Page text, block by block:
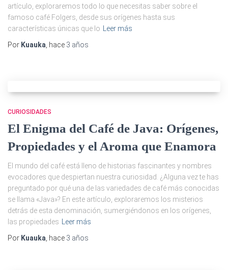
artículo, exploraremos todo lo que necesitas saber sobre el
famoso café Folgers, desde sus orígenes hasta sus
características únicas que lo Leer más
Por Kuauka, hace 3 años
CURIOSIDADES
El Enigma del Café de Java: Orígenes,
Propiedades y el Aroma que Enamora
El mundo del café está lleno de historias fascinantes y nombres
evocadores que despiertan nuestra curiosidad. ¿Alguna vez te has
preguntado por qué una de las variedades de café más conocidas
se llama «Java»? En este artículo, exploraremos los misterios
detrás de esta denominación, sumergiéndonos en los orígenes,
las propiedades Leer más
Por Kuauka, hace 3 años